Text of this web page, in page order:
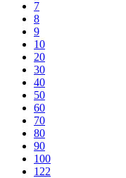
7
8
9
10
20
30
40
50
60
70
80
90
100
122